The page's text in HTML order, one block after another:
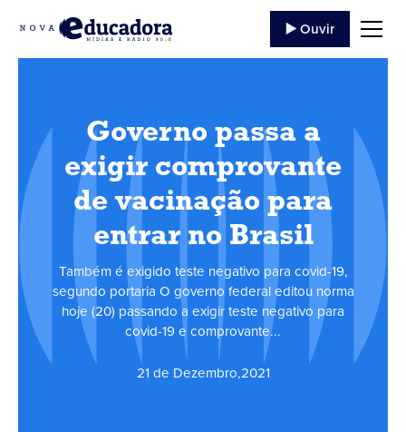
▶️ Ouvir
Governo passa a
exigir comprovante
de vacinação para
entrar no Brasil
Também é exigido teste negativo para covid-19,
segundo portaria O governo federal editou norma
hoje (20) passando a exigir teste negativo para
covid-19 e comprovante...
21 de Dezembro,2021